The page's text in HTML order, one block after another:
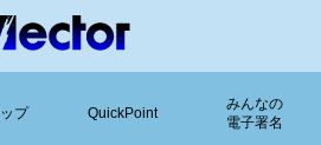
プ QuickPoint
みんなの
電子署名